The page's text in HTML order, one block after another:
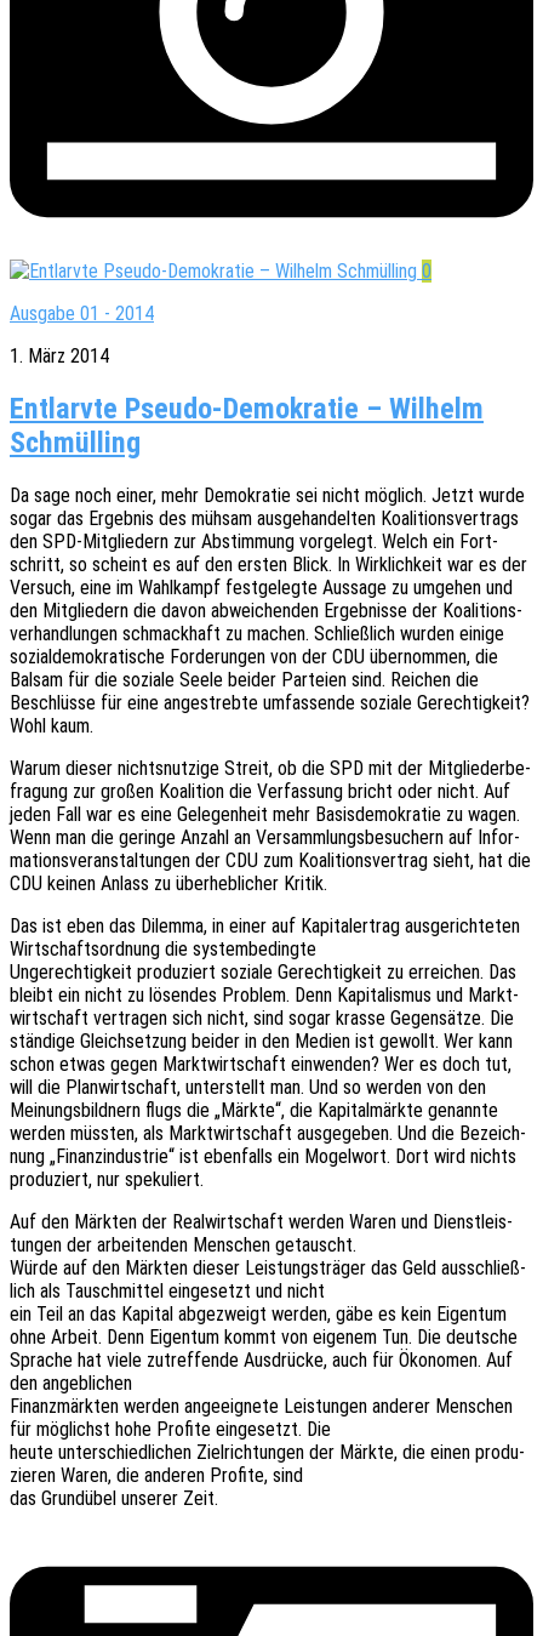
0
Ausgabe 01 - 2014
1. März 2014
Entlarvte Pseudo-Demokratie – Wilhelm
Schmülling
Da sage noch einer, mehr Demo­kra­tie sei nicht möglich. Jetzt wurde
sogar das Ergeb­nis des mühsam ausge­han­del­ten Koali­ti­ons­ver­trags
den SPD-Mitglie­dern zur Abstim­mung vorge­legt. Welch ein Fort­
schritt, so scheint es auf den ersten Blick. In Wirk­lich­keit war es der
Versuch, eine im Wahl­kampf fest­ge­leg­te Aussa­ge zu umge­hen und
den Mitglie­dern die davon abwei­chen­den Ergeb­nis­se der Koali­ti­ons­
ver­hand­lun­gen schmack­haft zu machen. Schließ­lich wurden einige
sozi­al­de­mo­kra­ti­sche Forde­run­gen von der CDU über­nom­men, die
Balsam für die sozia­le Seele beider Partei­en sind. Reichen die
Beschlüs­se für eine ange­streb­te umfas­sen­de sozia­le Gerech­tig­keit?
Wohl kaum.
Warum dieser nichts­nut­zi­ge Streit, ob die SPD mit der Mitglie­der­be­
fra­gung zur großen Koali­ti­on die Verfas­sung bricht oder nicht. Auf
jeden Fall war es eine Gele­gen­heit mehr Basis­de­mo­kra­tie zu wagen.
Wenn man die gerin­ge Anzahl an Versamm­lungs­be­su­chern auf Infor­
ma­ti­ons­ver­an­stal­tun­gen der CDU zum Koali­ti­ons­ver­trag sieht, hat die
CDU keinen Anlass zu über­heb­li­cher Kritik.
Das ist eben das Dilem­ma, in einer auf Kapi­tal­ertrag ausge­rich­te­ten
Wirt­schafts­ord­nung die systembedingte
Unge­rech­tig­keit produ­ziert sozia­le Gerech­tig­keit zu errei­chen. Das
bleibt ein nicht zu lösen­des Problem. Denn Kapi­ta­lis­mus und Markt­
wirt­schaft vertra­gen sich nicht, sind sogar krasse Gegen­sät­ze. Die
stän­di­ge Gleich­set­zung beider in den Medien ist gewollt. Wer kann
schon etwas gegen Markt­wirt­schaft einwen­den? Wer es doch tut,
will die Plan­wirt­schaft, unter­stellt man. Und so werden von den
Meinungs­bild­nern flugs die „Märkte“, die Kapi­tal­märk­te genann­te
werden müss­ten, als Markt­wirt­schaft ausge­ge­ben. Und die Bezeich­
nung „Finanz­in­dus­trie“ ist eben­falls ein Mogel­wort. Dort wird nichts
produ­ziert, nur spekuliert.
Auf den Märk­ten der Real­wirt­schaft werden Waren und Dienst­leis­
tun­gen der arbei­ten­den Menschen getauscht.
Würde auf den Märk­ten dieser Leis­tungs­trä­ger das Geld ausschließ­
lich als Tausch­mit­tel einge­setzt und nicht
ein Teil an das Kapi­tal abge­zweigt werden, gäbe es kein Eigen­tum
ohne Arbeit. Denn Eigen­tum kommt von eige­nem Tun. Die deut­sche
Spra­che hat viele zutref­fen­de Ausdrü­cke, auch für Ökono­men. Auf
den angeblichen
Finanz­märk­ten werden ange­eig­ne­te Leis­tun­gen ande­rer Menschen
für möglichst hohe Profi­te einge­setzt. Die
heute unter­schied­li­chen Ziel­rich­tun­gen der Märkte, die einen produ­
zie­ren Waren, die ande­ren Profi­te, sind
das Grund­übel unse­rer Zeit.